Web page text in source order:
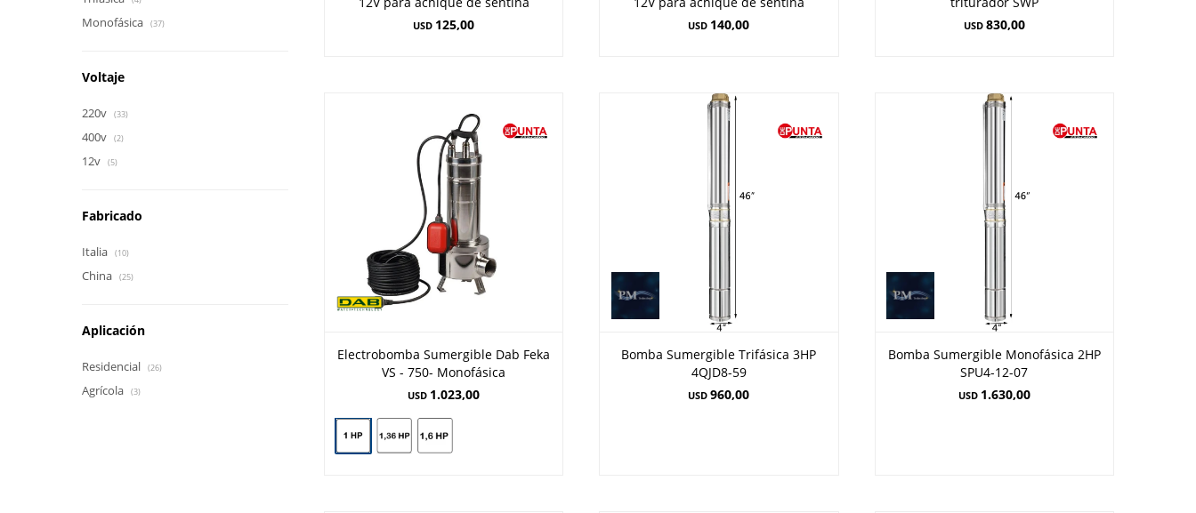
USD 125,00 USD 140,00 USD 830,00
Electrobomba Sumergible Dab Feka
VS - 750- Monofásica
USD 1.023,00
Bomba Sumergible Trifásica 3HP
4QJD8-59
USD 960,00
Bomba Sumergible Monofásica 2HP
SPU4-12-07
USD 1.630,00
Monofásica (37)
Voltaje
220v (33)
400v (2)
12v (5)
Fabricado
Italia (10)
China (25)
Aplicación
Residencial (26)
Agrícola (3)